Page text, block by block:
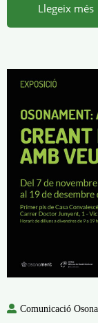
Llegeix més
Comunicació